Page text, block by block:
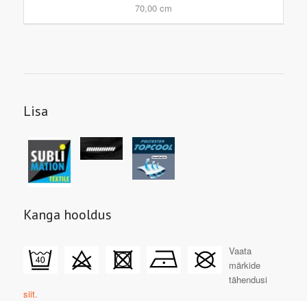
70,00 cm
Lisa
Kanga hooldus
Vaata
märkide
tähendusi
siit.